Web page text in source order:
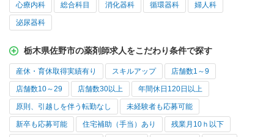
心療内科 総合科目 消化器科 循環器科 婦人科
泌尿器科
栃木県佐野市の薬剤師求人をこだわり条件で探す
産休・育休取得実績有り スキルアップ 店舗数1～9
店舗数10～29 店舗数30以上 年間休日120日以上
原則、引越しを伴う転勤なし 未経験者も応募可能
新卒も応募可能 住宅補助（手当）あり 残業月10ｈ以下